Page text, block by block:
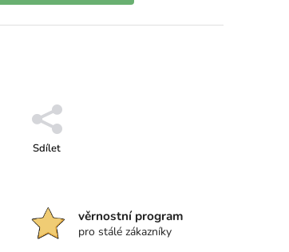
Sdílet
věrnostní program
pro stálé zákazníky